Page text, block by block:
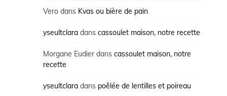
Verodans Kvas ou bière de pain
yseultclaradans cassoulet maison, notre recette
Morgane Eudierdans cassoulet maison, notre
recette
yseultclaradans poêlée de lentilles et poireau